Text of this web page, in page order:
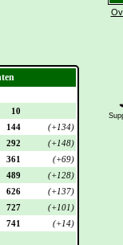
10
144
(+134)
292
(+148)
361
(+69)
489
(+128)
626
(+137)
727
(+101)
741
(+14)